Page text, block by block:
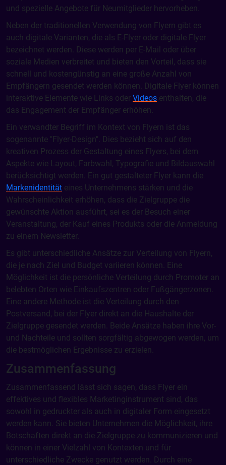
und spezielle Angebote für Neumitglieder hervorheben.
Neben der traditionellen Verwendung von Flyern gibt es
auch digitale Varianten, die als E-Flyer oder digitale Flyer
bezeichnet werden. Diese werden per E-Mail oder über
soziale Medien verbreitet und bieten den Vorteil, dass sie
schnell und kostengünstig an eine große Anzahl von
Empfängern gesendet werden können. Digitale Flyer können
interaktive Elemente wie Links oder Videos enthalten, die
das Engagement der Empfänger erhöhen.
Ein verwandter Begriff im Kontext von Flyern ist das
sogenannte "Flyer-Design". Dies bezieht sich auf den
kreativen Prozess der Gestaltung eines Flyers, bei dem
Aspekte wie Layout, Farbwahl, Typografie und Bildauswahl
berücksichtigt werden. Ein gut gestalteter Flyer kann die
Markenidentität eines Unternehmens stärken und die
Wahrscheinlichkeit erhöhen, dass die Zielgruppe die
gewünschte Aktion ausführt, sei es der Besuch einer
Veranstaltung, der Kauf eines Produkts oder die Anmeldung
zu einem Newsletter.
Es gibt unterschiedliche Ansätze zur Verteilung von Flyern,
die je nach Ziel und Budget variieren können. Eine
Möglichkeit ist die persönliche Verteilung durch Promoter an
belebten Orten wie Einkaufszentren oder Fußgängerzonen.
Eine andere Methode ist die Verteilung durch den
Postversand, bei der Flyer direkt an die Haushalte der
Zielgruppe gesendet werden. Beide Ansätze haben ihre Vor-
und Nachteile und sollten sorgfältig abgewogen werden, um
die bestmöglichen Ergebnisse zu erzielen.
Zusammenfassung
Zusammenfassend lässt sich sagen, dass Flyer ein
effektives und flexibles Marketinginstrument sind, das
sowohl in gedruckter als auch in digitaler Form eingesetzt
werden kann. Sie bieten Unternehmen die Möglichkeit, ihre
Botschaften direkt an die Zielgruppe zu kommunizieren und
können in einer Vielzahl von Kontexten und für
unterschiedliche Zwecke genutzt werden. Durch eine